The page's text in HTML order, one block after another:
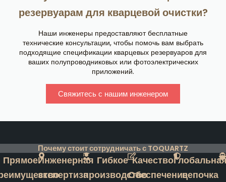
резервуарам для кварцевой очистки?
Наши инженеры предоставляют бесплатные
технические консультации, чтобы помочь вам выбрать
подходящие спецификации кварцевых резервуаров для
ваших полупроводниковых или фотоэлектрических
приложений.
Свяжитесь с нашим инженером
Почему стоит сотрудничать с TOQUARTZ
ПрямоеИнженерная
экспертиза
Гибкое
производство
Качество
Обеспечениецепочка